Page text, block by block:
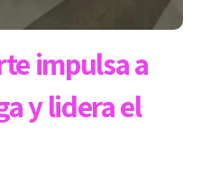
impulsa a
y lidera el